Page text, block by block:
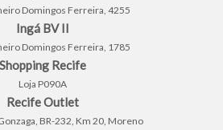
Domingos Ferreira, 4255
Ingá BV II
Domingos Ferreira, 1785
Shopping Recife
Loja P090A
Recife Outlet
BR-232, Km 20, Moreno